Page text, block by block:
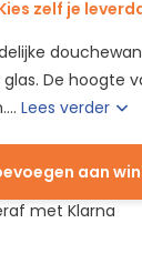
zelf je
De hoogte
Lees verder
aan
met Klarna